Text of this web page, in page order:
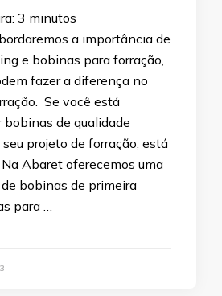
3 minutos
a importância de
e bobinas para forração,
fazer a diferença no
Se você está
bobinas de qualidade
projeto de forração, está
Abaret oferecemos uma
bobinas de primeira
para …